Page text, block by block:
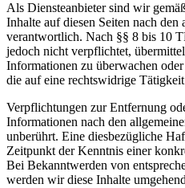
Als Diensteanbieter sind wir
Inhalte auf diesen Seiten nach den
verantwortlich. Nach §§ 8 bis 10
jedoch nicht verpflichtet,
Informationen zu überwachen
die auf eine rechtswidrige
Verpflichtungen zur Entfernung
Informationen nach den
unberührt. Eine diesbezügliche
Zeitpunkt der Kenntnis einer
Bei Bekanntwerden von
werden wir diese Inhalte